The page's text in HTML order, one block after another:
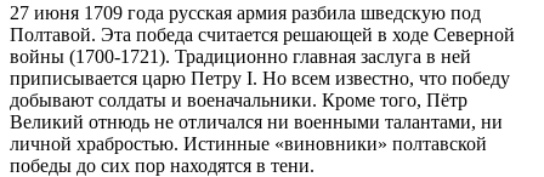
27 июня 1709 года русская армия разбила шведскую под
Полтавой. Эта победа считается решающей в ходе Северной
войны (1700-1721). Традиционно главная заслуга в ней
приписывается царю Петру I. Но всем известно, что победу
добывают солдаты и военачальники. Кроме того, Пётр
Великий отнюдь не отличался ни военными талантами, ни
личной храбростью. Истинные «виновники» полтавской
победы до сих пор находятся в тени.